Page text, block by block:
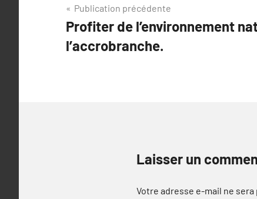
Navigation
de
l’article
Publication précédente
Profiter de l’environnement
l’accrobranche.
Laisser un
Votre adresse e-mail ne sera